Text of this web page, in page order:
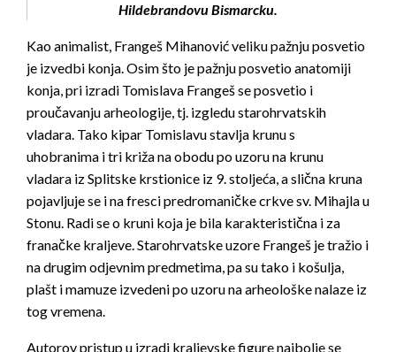
Hildebrandovu Bismarcku.
Kao animalist, Frangeš Mihanović veliku pažnju posvetio
je izvedbi konja. Osim što je pažnju posvetio anatomiji
konja, pri izradi Tomislava Frangeš se posvetio i
proučavanju arheologije, tj. izgledu starohrvatskih
vladara. Tako kipar Tomislavu stavlja krunu s
uhobranima i tri križa na obodu po uzoru na krunu
vladara iz Splitske krstionice iz 9. stoljeća, a slična kruna
pojavljuje se i na fresci predromaničke crkve sv. Mihajla u
Stonu. Radi se o kruni koja je bila karakteristična i za
franačke kraljeve. Starohrvatske uzore Frangeš je tražio i
na drugim odjevnim predmetima, pa su tako i košulja,
plašt i mamuze izvedeni po uzoru na arheološke nalaze iz
tog vremena.
Autorov pristup u izradi kraljevske figure najbolje se